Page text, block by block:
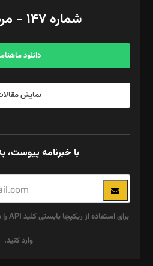
آگهی و مشترکین: ۰۹۱۹۹۹۹۰۴۵۴
شماره ۱۴۷ - مرداد ۱۴۰۵
دانلود
نمایش
با خبرنامه پیوست،
وارد کنید.